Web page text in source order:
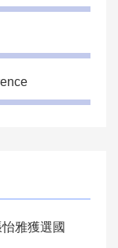
雅獲選國